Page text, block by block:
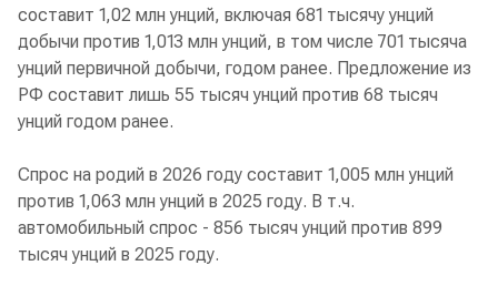
составит 1,02 млн унций, включая 681 тысячу унций
добычи против 1,013 млн унций, в том числе 701 тысяча
унций первичной добычи, годом ранее. Предложение из
РФ составит лишь 55 тысяч унций против 68 тысяч
унций годом ранее.
Спрос на родий в 2026 году составит 1,005 млн унций
против 1,063 млн унций в 2025 году. В т.ч.
автомобильный спрос - 856 тысяч унций против 899
тысяч унций в 2025 году.